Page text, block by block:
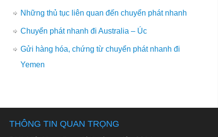
Những thủ tục liên quan đến chuyển phát nhanh
Chuyển phát nhanh đi Australia – Úc
Gửi hàng hóa, chứng từ chuyển phát nhanh đi
Yemen
THÔNG TIN QUAN TRỌNG